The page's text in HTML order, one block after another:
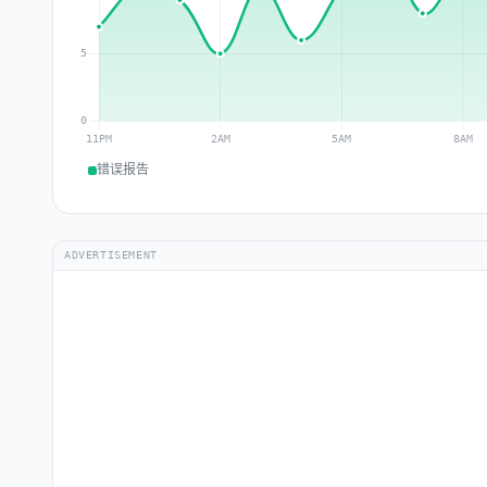
错误报告
ADVERTISEMENT